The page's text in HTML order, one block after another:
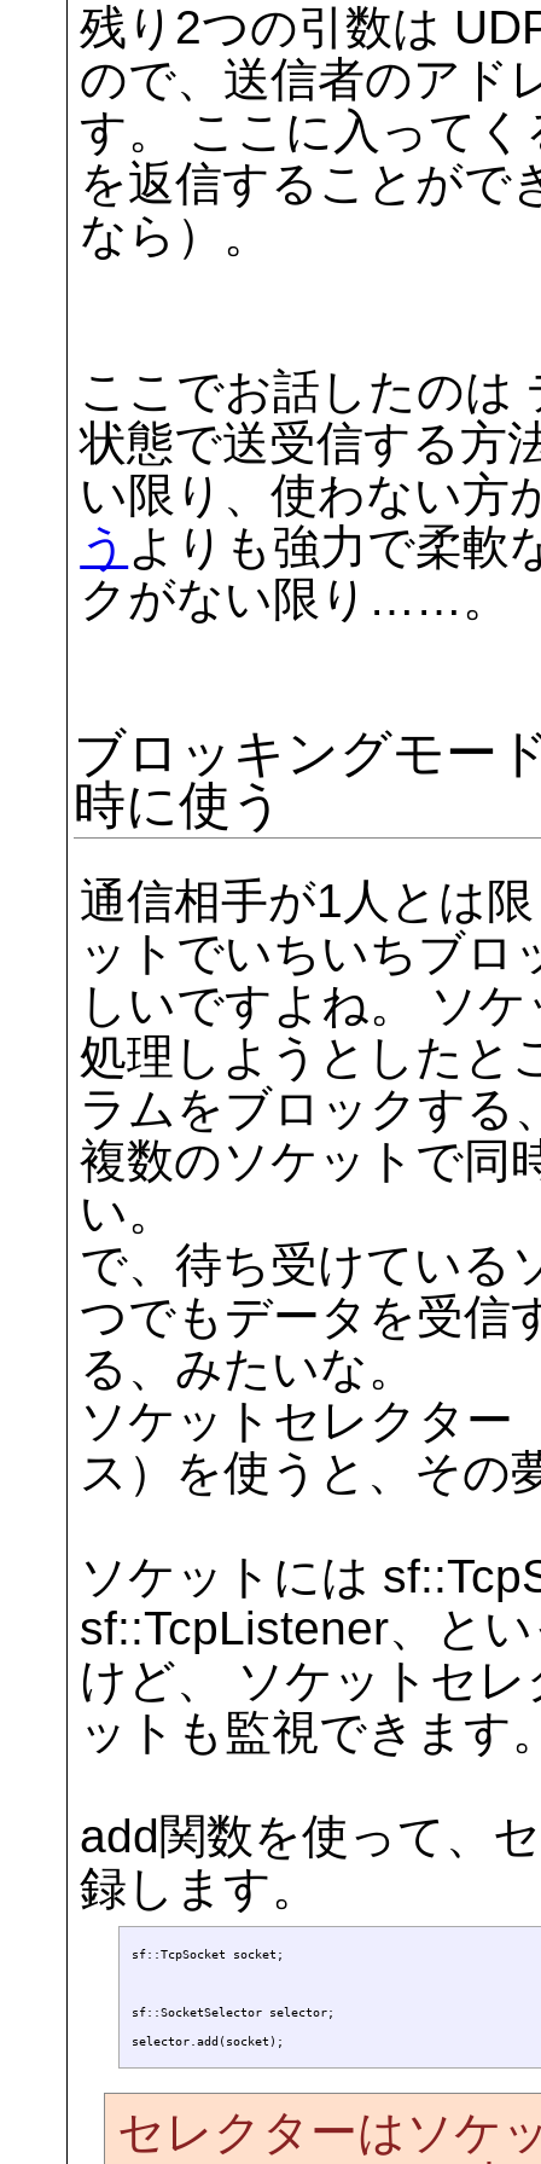
残り2つの引数は
ので、送信者のアド
す。 ここに入って
を返信することがで
なら）。
ここでお話したのは
状態で送受信する方
い限り、使わない方
う よりも強力で柔軟
クがない限り……。
ブロッキングモー
時に使う
通信相手が1人とは
ットでいちいちブロ
しいですよね。 ソ
処理しようとしたと
ラムをブロックする
複数のソケットで同
い。
で、待ち受けている
つでもデータを受信
る、みたいな。
ソケットセレクター
ス）を使うと、その
ソケットには
sf::TcpListener、と
けど、 ソケットセ
ットも監視できます
add関数を使って、
録します。
sf::TcpSocket socket;
sf::SocketSelector selector;
セレクターはソケ